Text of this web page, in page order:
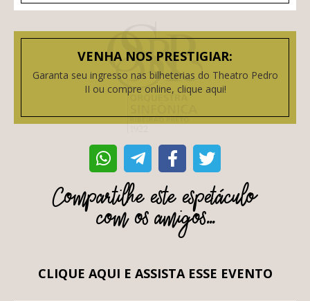
VENHA NOS PRESTIGIAR:
Garanta seu ingresso nas bilheterias do Theatro Pedro
II ou compre online, clique aqui!
Compartilhe este espetáculo
com os amigos...
CLIQUE AQUI E ASSISTA ESSE EVENTO